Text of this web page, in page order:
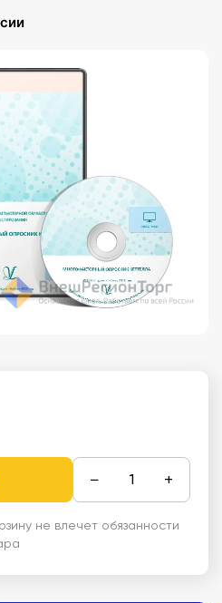
− +
не влечет обязанности